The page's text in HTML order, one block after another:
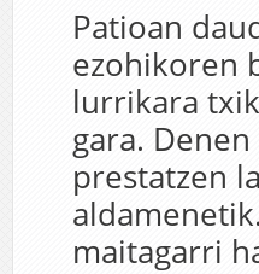
Patioan
ezohikoren
lurrikara
gara.
prestatzen
maitagarri